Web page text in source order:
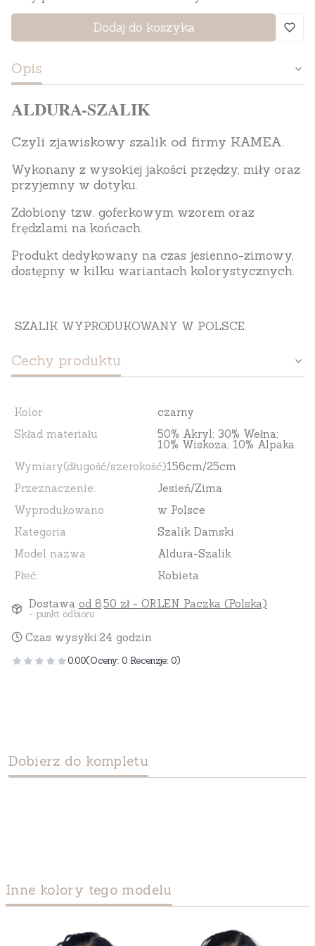
Dodaj do koszyka
Opis
ALDURA-SZALIK
Czyli zjawiskowy szalik od firmy KAMEA.
Wykonany z wysokiej jakości przędzy, miły oraz
przyjemny w dotyku.
Zdobiony tzw. goferkowym wzorem oraz
frędzlami na końcach.
Produkt dedykowany na czas jesienno-zimowy,
dostępny w kilku wariantach kolorystycznych.
SZALIK WYPRODUKOWANY W POLSCE.
Cechy produktu
Kolor
czarny
Skład materiału
50% Akryl; 30% Wełna;
10% Wiskoza; 10% Alpaka
Wymiary(długość/szerokość)156cm/25cm
Przeznaczenie:
Jesień/Zima
Wyprodukowano
w Polsce
Kategoria
Szalik Damski
Model nazwa
Aldura-Szalik
Płeć:
Kobieta
Dostawa od 8,50 zł - ORLEN Paczka (Polska)
- punkt odbioru
Czas wysyłki:24 godzin
0.00(Oceny: 0 Recenzje: 0)
Dobierz do kompletu
Inne kolory tego modelu